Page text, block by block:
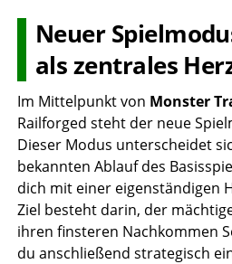
Neuer
als zentrales
Im Mittelpunkt von Monster
Railforged steht der neue
Dieser Modus unterscheidet
bekannten Ablauf des
dich mit einer eigenständigen
Ziel besteht darin, der
ihren finsteren Nachkommen
du anschließend strategisch